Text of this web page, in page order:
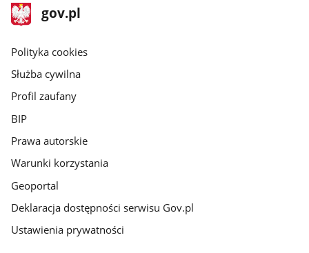
stopka
gov.pl
Strona
gov.pl
gov.pl
Polityka cookies
Służba cywilna
Profil zaufany
BIP
Prawa autorskie
Warunki korzystania
Geoportal
Deklaracja dostępności serwisu Gov.pl
Ustawienia prywatności